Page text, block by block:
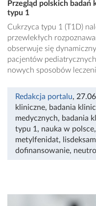
Przegląd polskich badań
typu 1
Cukrzyca typu 1 (T1D)
przewlekłych
obserwuje się
pacjentów
nowych sposobów
Redakcja portalu,
kliniczne, badania
medycznych, badania
typu 1, nauka w polsce,
metylfenidat,
dofinansowanie,